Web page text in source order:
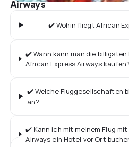
Airways
✔️ Wohin fliegt African
✔️ Wann kann man die
African Express Airways kaufen?
✔️ Welche Fluggesellschaften
an?
✔️ Kann ich mit meinem Flug
Airways ein Hotel vor Ort